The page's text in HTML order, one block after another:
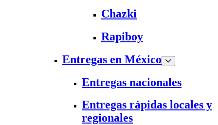
Chazki
Rapiboy
Entregas en México
Entregas nacionales
Entregas rápidas locales y
regionales